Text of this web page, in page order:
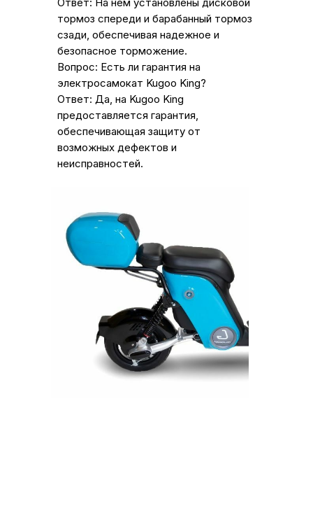
Ответ: На нем установлены дисковой
тормоз спереди и барабанный тормоз
сзади, обеспечивая надежное и
безопасное торможение.
Вопрос: Есть ли гарантия на
электросамокат Kugoo King?
Ответ: Да, на Kugoo King
предоставляется гарантия,
обеспечивающая защиту от
возможных дефектов и
неисправностей.